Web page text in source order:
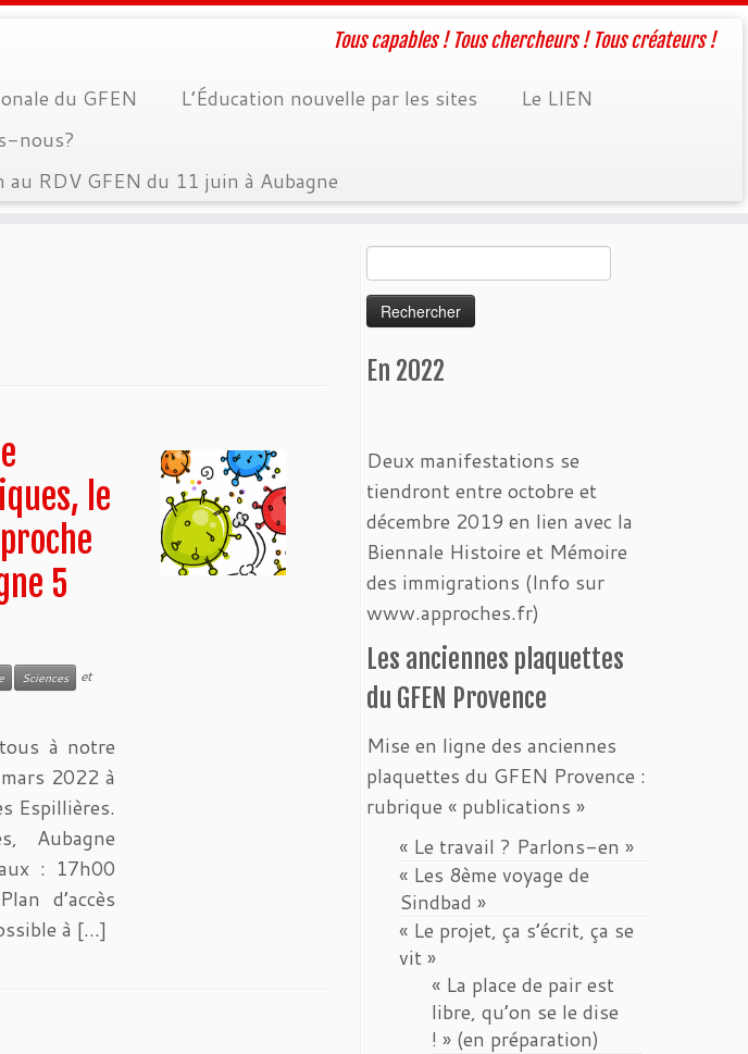
Tous capables ! Tous chercheurs ! Tous créateurs !
du GFEN L’Éducation nouvelle par les sites
Le LIEN
nous?
au RDV GFEN du 11 juin à Aubagne
le
5
Sciences
et
à notre
2022 à
Espillières.
Aubagne
: 17h00
d’accès
à […]
En 2022
Deux manifestations se
tiendront entre octobre et
décembre 2019 en lien avec la
Biennale Histoire et Mémoire
des immigrations (Info sur
www.approches.fr)
Les anciennes plaquettes
du GFEN Provence
Mise en ligne des anciennes
plaquettes du GFEN Provence :
rubrique « publications »
« Le travail ? Parlons-en »
« Les 8ème voyage de
Sindbad »
« Le projet, ça s’écrit, ça se
vit »
« La place de pair est
libre, qu’on se le dise
! » (en préparation)